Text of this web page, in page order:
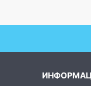
06:00